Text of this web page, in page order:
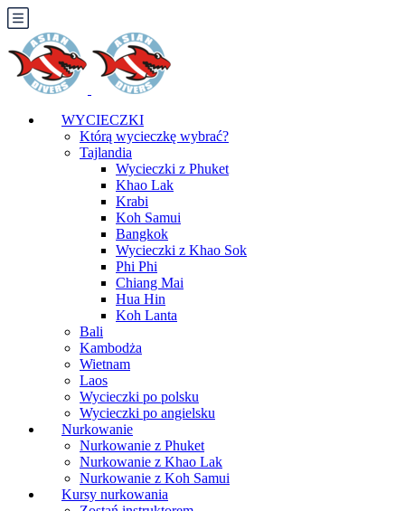
WYCIECZKI
Którą wycieczkę wybrać?
Tajlandia
Wycieczki z Phuket
Khao Lak
Krabi
Koh Samui
Bangkok
Wycieczki z Khao Sok
Phi Phi
Chiang Mai
Hua Hin
Koh Lanta
Bali
Kambodża
Wietnam
Laos
Wycieczki po polsku
Wycieczki po angielsku
Nurkowanie
Nurkowanie z Phuket
Nurkowanie z Khao Lak
Nurkowanie z Koh Samui
Kursy nurkowania